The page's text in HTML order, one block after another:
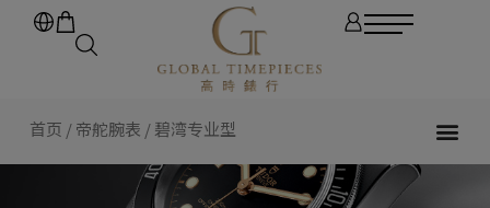
首页 /帝舵腕表 / 碧湾专业型